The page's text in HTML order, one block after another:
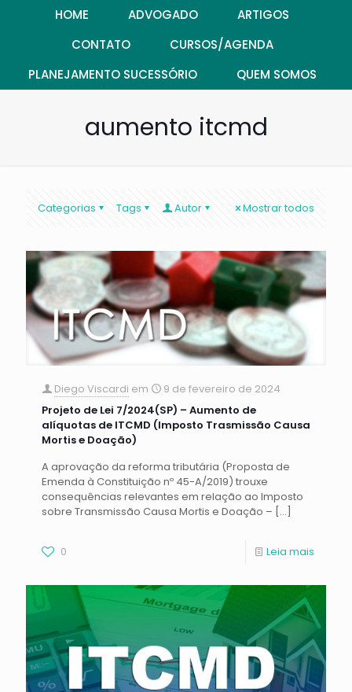
HOME ADVOGADO
ARTIGOS
CONTATO
CURSOS/AGENDA
PLANEJAMENTO SUCESSÓRIO
QUEM SOMOS
aumento itcmd
Categorias Tags Autor Mostrar todos
Diego Viscardi em
9 de fevereiro de 2024
Projeto de Lei 7/2024(SP) – Aumento de
alíquotas de ITCMD (Imposto Trasmissão Causa
Mortis e Doação)
A aprovação da reforma tributária (Proposta de
Emenda à Constituição nº 45-A/2019) trouxe
consequências relevantes em relação ao Imposto
sobre Transmissão Causa Mortis e Doação – […]
0 Leia mais